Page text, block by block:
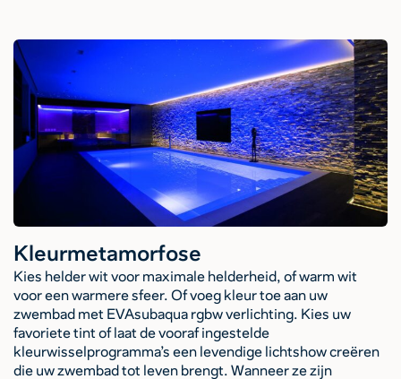
Kleurmetamorfose
Kies helder wit voor maximale helderheid, of warm wit
voor een warmere sfeer. Of voeg kleur toe aan uw
zwembad met EVAsubaqua rgbw verlichting. Kies uw
favoriete tint of laat de vooraf ingestelde
kleurwisselprogramma’s een levendige lichtshow creëren
die uw zwembad tot leven brengt. Wanneer ze zijn